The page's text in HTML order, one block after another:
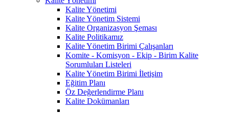
Kalite Yönetimi
Kalite Yönetim Sistemi
Kalite Organizasyon Şeması
Kalite Politikamız
Kalite Yönetim Birimi Çalışanları
Komite - Komisyon - Ekip - Birim Kalite
Sorumluları Listeleri
Kalite Yönetim Birimi İletişim
Eğitim Planı
Öz Değerlendirme Planı
Kalite Dokümanları